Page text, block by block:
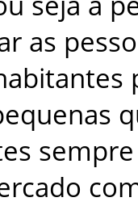
as
sempre